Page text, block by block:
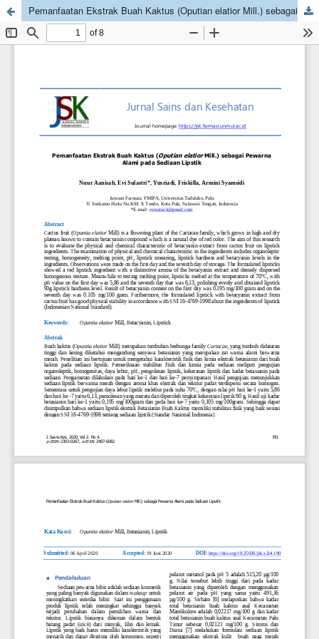
Pemanfaatan Ekstrak Buah Kaktus (Oputian elatior Mill.) sebagai Pewarna Alami pada Sediaan Lipstik